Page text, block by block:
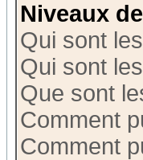
Niveaux
Qui sont
Qui sont
Que sont
Comment
Comment